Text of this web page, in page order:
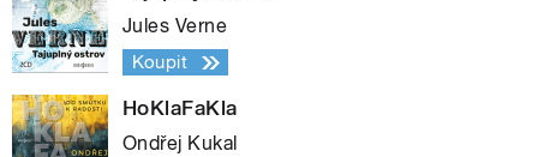
Jules Verne
Koupit
HoKlaFaKla
Ondřej Kukal